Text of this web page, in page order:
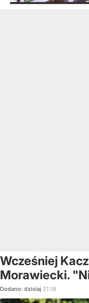
Wcześniej
Morawiecki.
Dodano: dzisiaj 21:16